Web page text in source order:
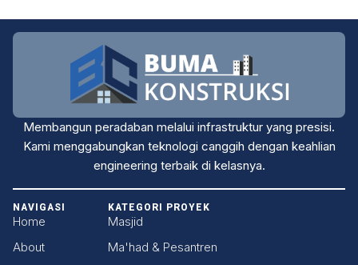
Membangun peradaban melalui infrastruktur yang presisi.
Kami menggabungkan teknologi canggih dengan keahlian
engineering terbaik di kelasnya.
NAVIGASI
Home
About
KATEGORI PROYEK
Masjid
Ma'had & Pesantren